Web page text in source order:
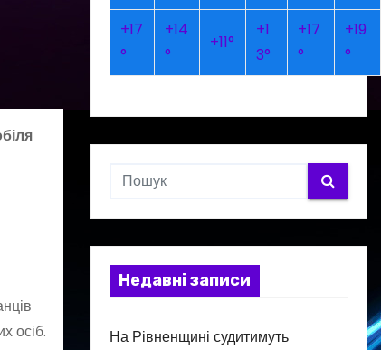
осіб.
+17
°
+14
°
+11°
+1
3°
+17
°
+19
°
Недавні записи
На Рівненщині судитимуть